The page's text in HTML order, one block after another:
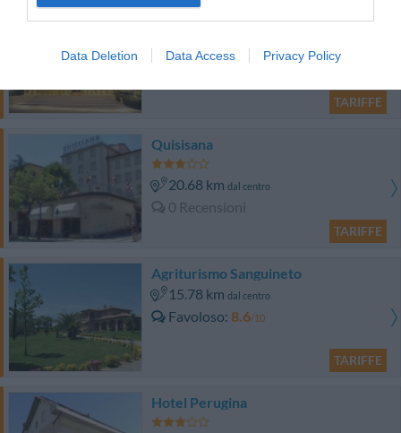
Data Deletion Data Access Privacy Policy
19.85 kmdal centro
TARIFFE
Quisisana
20.68 km dal centro
0 Recensioni
TARIFFE
Agriturismo Sanguineto
15.78 km dal centro
Favoloso 8.6/10
TARIFFE
Hotel Perugina